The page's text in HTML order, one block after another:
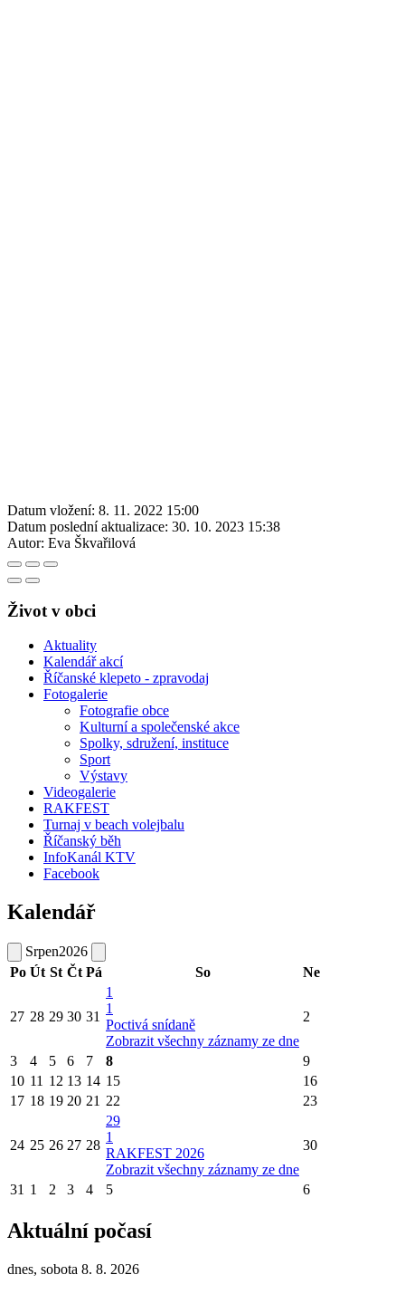
Datum vložení: 8. 11. 2022 15:00
Datum poslední aktualizace: 30. 10. 2023 15:38
Autor: Eva Škvařilová
Život v obci
Aktuality
Kalendář akcí
Říčanské klepeto - zpravodaj
Fotogalerie
Fotografie obce
Kulturní a společenské akce
Spolky, sdružení, instituce
Sport
Výstavy
Videogalerie
RAKFEST
Turnaj v beach volejbalu
Říčanský běh
InfoKanál KTV
Facebook
Kalendář
Srpen2026
Po Út St Čt Pá So Ne
27 28 29 30 31
1
1
Poctivá snídaně
Zobrazit všechny záznamy ze dne
2
3 4 5 6 7 8
9
10 11 12 13 14 15
16
17 18 19 20 21 22 23
24 25 26 27 28
29
1
RAKFEST 2026
Zobrazit všechny záznamy ze dne
30
31 1 2 3 4 5 6
Aktuální počasí
dnes, sobota 8. 8. 2026